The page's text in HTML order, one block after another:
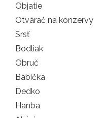
Objatie
Otvárač na konzervy
Srsť
Bodliak
Obruč
Babička
Dedko
Hanba